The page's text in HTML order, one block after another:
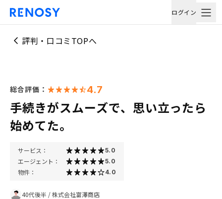
ログイン
評判・口コミTOPへ
総合評価： 4.7
手続きがスムーズで、思い立ったら
始めてた。
サービス： 5.0
エージェント： 5.0
物件： 4.0
40代後半 /株式会社富澤商店